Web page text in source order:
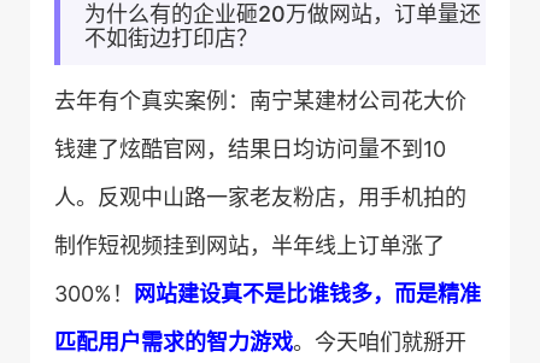
为什么有的企业砸20万做网站，订单量还
不如街边打印店？
去年有个真实案例：南宁某建材公司花大价
钱建了炫酷官网，结果日均访问量不到10
人。反观中山路一家老友粉店，用手机拍的
制作短视频挂到网站，半年线上订单涨了
300%！​
​网站建设真不是比谁钱多，而是精准
匹配用户需求的智力游戏​​。今天咱们就掰开